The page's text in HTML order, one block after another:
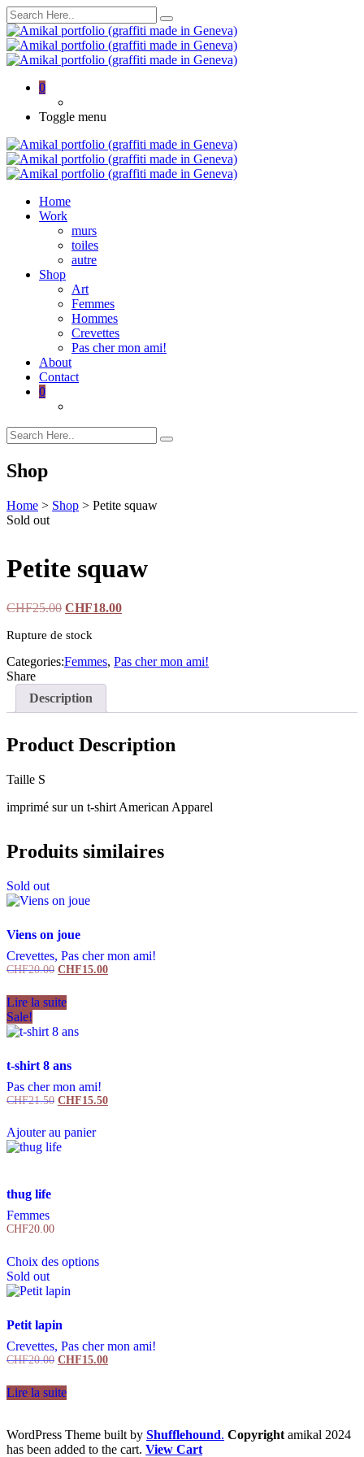
0
Toggle menu
Home
Work
murs
toiles
autre
Shop
Art
Femmes
Hommes
Crevettes
Pas cher mon ami!
About
Contact
0
Shop
Home > Shop > Petite squaw
Sold out
Petite squaw
CHF25.00 Le
initial
CHF25.00.
CHF18.00
CHF18.00.
Rupture de stock
Categories:Femmes, Pas cher mon ami!
Share
Description
Product Description
Taille S
imprimé sur un t-shirt American Apparel
Produits similaires
Sold out
Viens on joue
Crevettes, Pas cher mon ami!
CHF20.00 Le
initial
était :
CHF15.00
Lire la suite
Sale!
t-shirt 8 ans
Pas cher mon ami!
CHF21.50 Le
initial
était :
CHF21.50.
CHF15.50
Ajouter au panier
thug life
Femmes
CHF20.00
Choix des options
peuvent
être
du
produit
Sold out
Petit lapin
Crevettes, Pas cher mon ami!
CHF20.00 Le
initial
était :
CHF15.00
Lire la suite
WordPress Theme built by Shufflehound. Copyright amikal 2024
has been added to the cart. View Cart